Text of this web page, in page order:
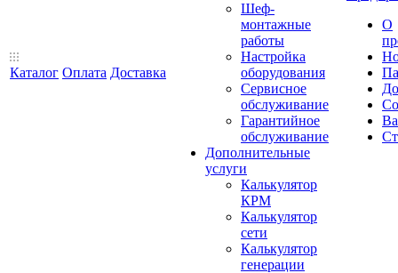
Каталог Оплата Доставка
Шеф-
монтажные
работы
Настройка
оборудования
Сервисное
обслуживание
Гарантийное
обслуживание
Дополнительные
услуги
Калькулятор
КРМ
Калькулятор
сети
Калькулятор
генерации
О